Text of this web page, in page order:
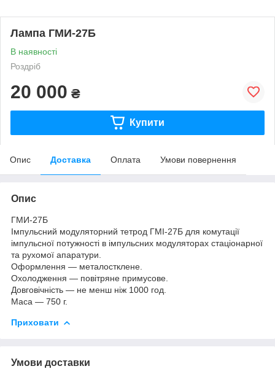
Лампа ГМИ-27Б
В наявності
Роздріб
20 000 ₴
Купити
Опис Доставка Оплата Умови повернення
Опис
ГМИ-27Б
Імпульсний модуляторний тетрод ГМІ-27Б для комутації
імпульсної потужності в імпульсних модуляторах стаціонарної
та рухомої апаратури.
Оформлення — металостклене.
Охолодження — повітряне примусове.
Довговічність — не менш ніж 1000 год.
Маса — 750 г.
Приховати
Умови доставки